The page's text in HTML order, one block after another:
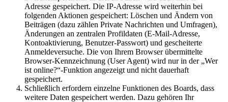
Adresse gespeichert. Die IP-Adresse wird weiterhin bei
folgenden Aktionen gespeichert: Löschen und Ändern von
Beiträgen (dazu zählen Private Nachrichten und Umfragen),
Änderungen an zentralen Profildaten (E-Mail-Adresse,
Kontoaktivierung, Benutzer-Passwort) und gescheiterte
Anmeldeversuche. Die von Ihrem Browser übermittelte
Browser-Kennzeichnung (User Agent) wird nur in der „Wer
ist online?“-Funktion angezeigt und nicht dauerhaft
gespeichert.
Schließlich erfordern einzelne Funktionen des Boards, dass
weitere Daten gespeichert werden. Dazu gehören Ihr